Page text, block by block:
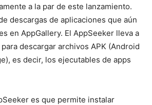
a la par de este lanzamiento.
descargas de aplicaciones que aún
en AppGallery. El AppSeeker lleva a
descargar archivos APK (Android
es decir, los ejecutables de apps
es que permite instalar